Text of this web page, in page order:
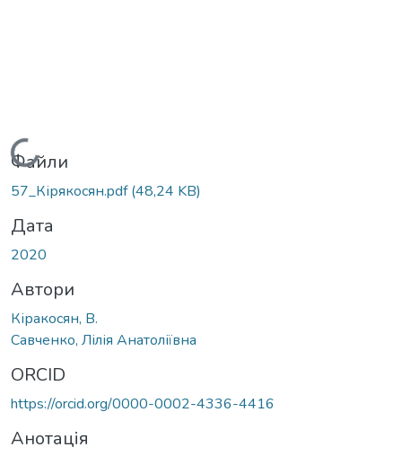
Вантажиться...
Файли
57_Кірякосян.pdf(48,24 KB)
Дата
2020
Автори
Кіракосян, В.
Савченко, Лілія Анатоліївна
ORCID
https://orcid.org/0000-0002-4336-4416
Анотація